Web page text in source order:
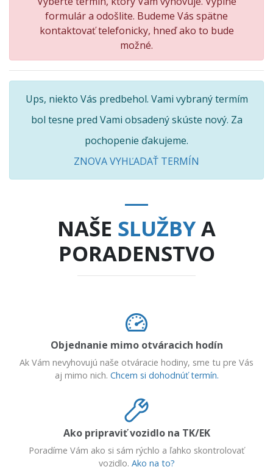
formulár a odošlite. Budeme Vás spätne
kontaktovať telefonicky, hneď ako to bude
možné.
Ups, niekto Vás predbehol. Vami vybraný termím
bol tesne pred Vami obsadený skúste nový. Za
pochopenie ďakujeme.
ZNOVA VYHĽADAŤ TERMÍN
NAŠE SLUŽBYA
PORADENSTVO
Objednanie mimo otváracich hodín
Ak Vám nevyhovujú naše otváracie hodiny, sme tu pre Vás
aj mimo nich. Chcem si dohodnúť termín.
Ako pripraviť vozidlo na TK/EK
Poradíme Vám ako si sám rýchlo a ľahko skontrolovať
vozidlo. Ako na to?